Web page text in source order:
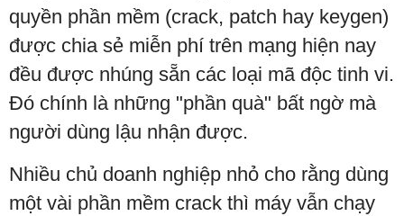
quyền phần mềm (crack, patch hay keygen)
được chia sẻ miễn phí trên mạng hiện nay
đều được nhúng sẵn các loại mã độc tinh vi.
Đó chính là những "phần quà" bất ngờ mà
người dùng lậu nhận được.
Nhiều chủ doanh nghiệp nhỏ cho rằng dùng
một vài phần mềm crack thì máy vẫn chạy